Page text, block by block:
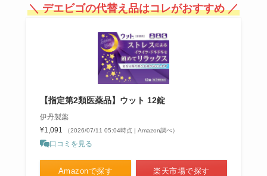
鉛筆グリップは100均のセリアや
る？
＼ デエビゴの代替え品はコレがおすすめ ／
【指定第2類医薬品】ウット 12錠
伊丹製薬
¥1,091
（2026/07/11 05:04時点 | Amazon調べ）
口コミを見る
Amazonで探す 楽天市場で探す